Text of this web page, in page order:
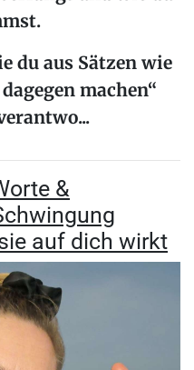
du aus Sätzen wie
machen“
&
auf dich wirkt